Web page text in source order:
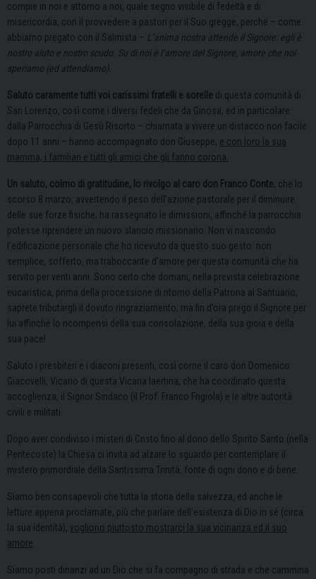
compie in noi e attorno a noi, quale segno visibile di fedeltà e di
misericordia, con il provvedere a pastori per il Suo gregge, perché – come
abbiamo pregato con il Salmista – L’anima nostra attende il Signore: egli è
nostro aiuto e nostro scudo. Su di noi è l’amore del Signore, amore che noi
speriamo (ed attendiamo).
Saluto caramente tutti voi carissimi fratelli e sorelle di questa comunità di
San Lorenzo, così come i diversi fedeli che da Ginosa, ed in particolare
dalla Parrocchia di Gesù Risorto – chiamata a vivere un distacco non facile
dopo 11 anni – hanno accompagnato don Giuseppe; e con loro la sua
mamma, i familiari e tutti gli amici che gli fanno corona.
Un saluto, colmo di gratitudine, lo rivolgo al caro don Franco Conte, che lo
scorso 8 marzo, avvertendo il peso dell’azione pastorale per il diminuire
delle sue forze fisiche, ha rassegnato le dimissioni, affinché la parrocchia
potesse riprendere un nuovo slancio missionario. Non vi nascondo
l’edificazione personale che ho ricevuto da questo suo gesto: non
semplice, sofferto, ma traboccante d’amore per questa comunità che ha
servito per venti anni. Sono certo che domani, nella prevista celebrazione
eucaristica, prima della processione di ritorno della Patrona al Santuario,
saprete tributargli il dovuto ringraziamento; ma fin d’ora prego il Signore per
lui affinché lo ricompensi della sua consolazione, della sua gioia e della
sua pace!
Saluto i presbiteri e i diaconi presenti, così come il caro don Domenico
Giacovelli, Vicario di questa Vicaria laertina, che ha coordinato questa
accoglienza, il Signor Sindaco (il Prof. Franco Frigiola) e le altre autorità
civili e militati.
Dopo aver condiviso i misteri di Cristo fino al dono dello Spirito Santo (nella
Pentecoste) la Chiesa ci invita ad alzare lo sguardo per contemplare il
mistero primordiale della Santissima Trinità, fonte di ogni dono e di bene.
Siamo ben consapevoli che tutta la storia della salvezza, ed anche le
letture appena proclamate, più che parlare dell’esistenza di Dio in sé (circa
la sua identità), vogliono piuttosto mostrarci la sua vicinanza ed il suo
amore.
Siamo posti dinanzi ad un Dio che si fa compagno di strada e che cammina